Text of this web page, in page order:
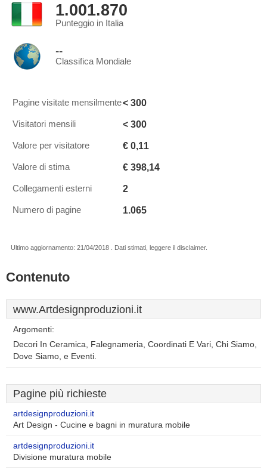
1.001.870
Punteggio in Italia
--
Classifica Mondiale
Pagine visitate mensilmente< 300
Visitatori mensili < 300
Valore per visitatore € 0,11
Valore di stima € 398,14
Collegamenti esterni 2
Numero di pagine 1.065
Ultimo aggiornamento: 21/04/2018 . Dati stimati, leggere il disclaimer.
Contenuto
www.Artdesignproduzioni.it
Argomenti:
Decori In Ceramica, Falegnameria, Coordinati E Vari, Chi Siamo,
Dove Siamo, e Eventi.
Pagine più richieste
artdesignproduzioni.it
Art Design - Cucine e bagni in muratura mobile
artdesignproduzioni.it
Divisione muratura mobile